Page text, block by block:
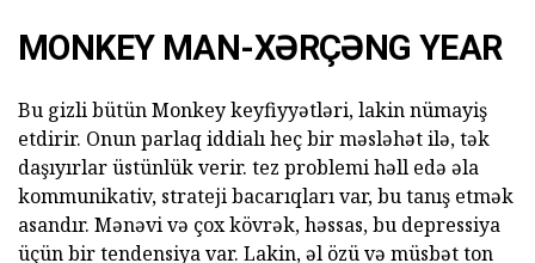
MONKEY MAN-XƏRÇƏNG YEAR
Bu gizli bütün Monkey keyfiyyətləri, lakin nümayiş
etdirir. Onun parlaq iddialı heç bir məsləhət ilə, tək
daşıyırlar üstünlük verir. tez problemi həll edə əla
kommunikativ, strateji bacarıqları var, bu tanış etmək
asandır. Mənəvi və çox kövrək, həssas, bu depressiya
üçün bir tendensiya var. Lakin, əl özü və müsbət ton